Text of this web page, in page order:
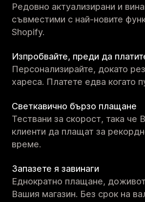
Редовно актуализирани и
съвместими с най-новите
Shopify.
Изпробвайте, преди да
Персонализирайте, докато
хареса. Платете едва когато
Светкавично бързо плащане
Тествани за скорост, така че
клиенти да плащат за
време.
Запазете я завинаги
Еднократно плащане,
Вашия магазин. Без срок на